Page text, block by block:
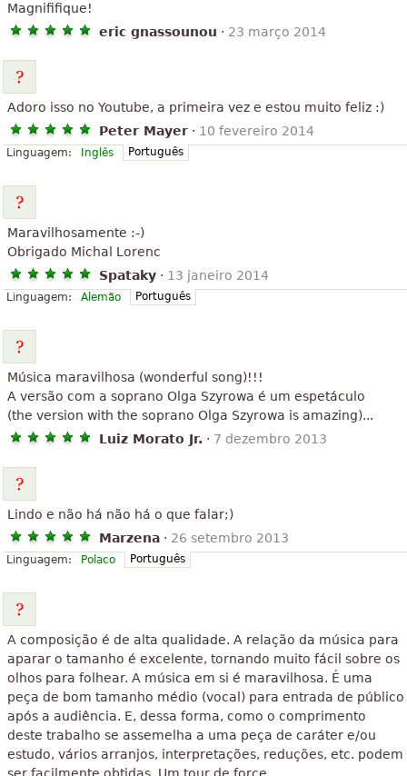
Magnififique!
eric gnassounou · 23 março 2014
Adoro isso no Youtube, a primeira vez e estou muito feliz :)
Peter Mayer · 10 fevereiro 2014
Linguagem: Inglês Português
Maravilhosamente :-)
Obrigado Michal Lorenc
Spataky · 13 janeiro 2014
Linguagem: Alemão Português
Música maravilhosa (wonderful song)!!!
A versão com a soprano Olga Szyrowa é um espetáculo
(the version with the soprano Olga Szyrowa is amazing)...
Luiz Morato Jr. · 7 dezembro 2013
Lindo e não há não há o que falar;)
Marzena · 26 setembro 2013
Linguagem: Polaco Português
A composição é de alta qualidade. A relação da música para
aparar o tamanho é excelente, tornando muito fácil sobre os
olhos para folhear. A música em si é maravilhosa. É uma
peça de bom tamanho médio (vocal) para entrada de público
após a audiência. E, dessa forma, como o comprimento
deste trabalho se assemelha a uma peça de caráter e/ou
estudo, vários arranjos, interpretações, reduções, etc. podem